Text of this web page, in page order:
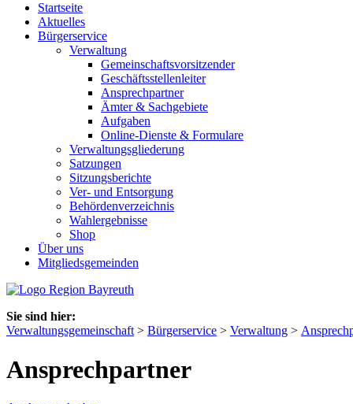
Startseite
Aktuelles
Bürgerservice
Verwaltung
Gemeinschaftsvorsitzender
Geschäftsstellenleiter
Ansprechpartner
Ämter & Sachgebiete
Aufgaben
Online-Dienste & Formulare
Verwaltungsgliederung
Satzungen
Sitzungsberichte
Ver- und Entsorgung
Behördenverzeichnis
Wahlergebnisse
Shop
Über uns
Mitgliedsgemeinden
Sie sind hier:
Verwaltungsgemeinschaft > Bürgerservice > Verwaltung >
Ansprechpartner